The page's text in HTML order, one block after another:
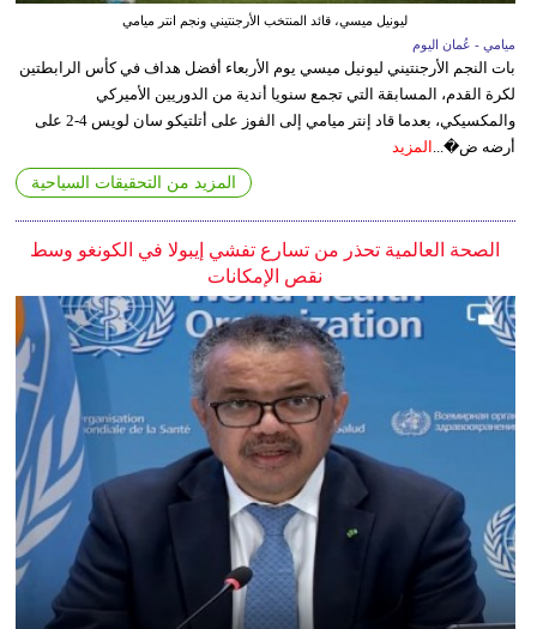
ليونيل ميسي، قائد المنتخب الأرجنتيني ونجم انتر ميامي
ميامي - عُمان اليوم
بات النجم الأرجنتيني ليونيل ميسي يوم الأربعاء أفضل هداف في كأس الرابطتين
لكرة القدم، المسابقة التي تجمع سنويا أندية من الدوريين الأميركي
والمكسيكي، بعدما قاد إنتر ميامي إلى الفوز على أتلتيكو سان لويس 4-2 على
أرضه ض�... المزيد
المزيد من التحقيقات السياحية
الصحة العالمية تحذر من تسارع تفشي إيبولا في الكونغو وسط
نقص الإمكانات